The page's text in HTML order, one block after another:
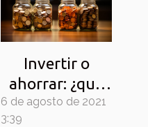
Invertir o
ahorrar: ¿qué
es mejor?
6 de agosto de 2021
3:39